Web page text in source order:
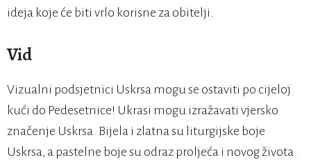
ideja koje će biti vrlo korisne za obitelji.
Vid
Vizualni podsjetnici Uskrsa mogu se ostaviti po cijeloj
kući do Pedesetnice! Ukrasi mogu izražavati vjersko
značenje Uskrsa. Bijela i zlatna su liturgijske boje
Uskrsa, a pastelne boje su odraz proljeća i novog života.